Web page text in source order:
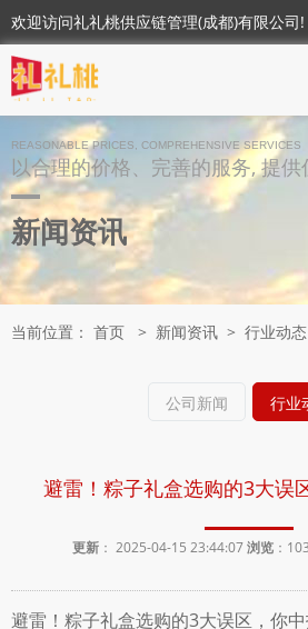
欢迎访问礼礼桃供应链管理(成都)有限公司!
REASONABLE PRICES, COMPREHENSIVE SERVICES
以合理的价格、完善的服务, 提
新闻资讯
当前位置： 首页 > 新闻资讯 > 行业动态
公司新闻 行业
避雷！粽子礼盒选购的3大误
更新 ： 2025-04-15 23:44:07浏览 ：
避雷！粽子礼盒选购的3大误区，你中